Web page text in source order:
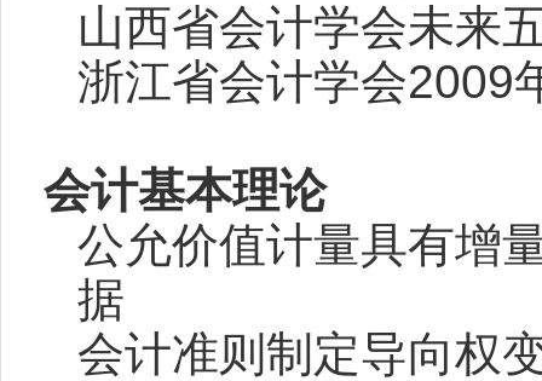
山西省会计学会未来
浙江省会计学会2009
会计基本理论
公允价值计量具有增
据
会计准则制定导向权